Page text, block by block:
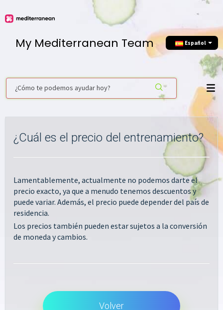
My Mediterranean Team Еspañol
¿Cuál es el precio del entrenamiento?
Lamentablemente, actualmente no podemos darte el
precio exacto, ya que a menudo tenemos descuentos y
puede variar. Además, el precio puede depender del país de
residencia.
Los precios también pueden estar sujetos a la conversión
de moneda y cambios.
Volver